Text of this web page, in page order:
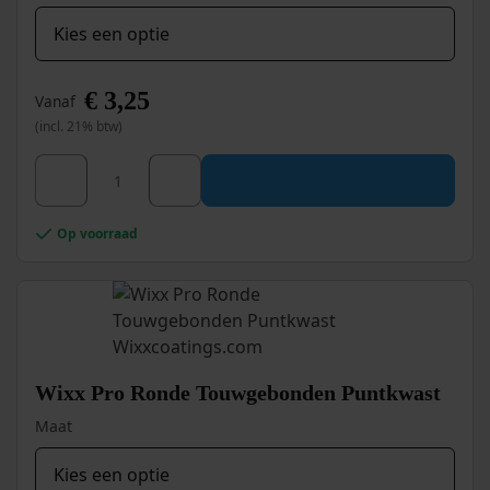
productpagina
Vanaf € 3,25
(incl. 21% btw)
Wixx Blokkwast aantal
Dit
heeft
meerdere
op
de
productpagina
Op voorraad
Wixx Pro Ronde Touwgebonden Puntkwast
Maat